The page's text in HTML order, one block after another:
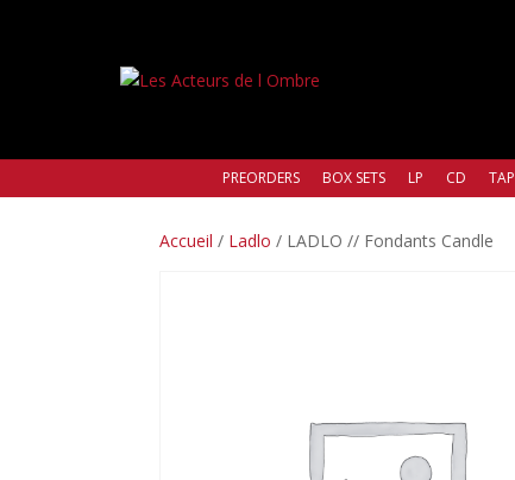
PREORDERS BOX SETS LP CD
Accueil / Ladlo / LADLO // Fondants Candle